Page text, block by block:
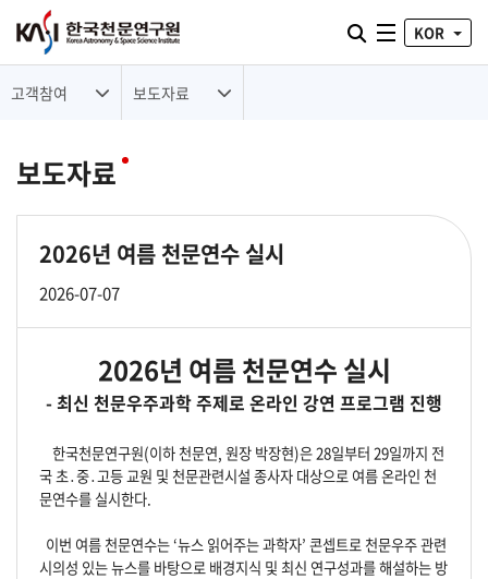
통합검색 열기
전체메뉴
KOR
고객참여 보도자료
보도자료
2026년 여름 천문연수 실시
2026-07-07
2026년 여름 천문연수 실시
- 최신 천문우주과학 주제로 온라인 강연 프로그램 진행
한국천문연구원(이하 천문연, 원장 박장현)은 28일부터 29일까지 전
국 초․중․고등 교원 및 천문관련시설 종사자 대상으로 여름 온라인 천
문연수를 실시한다.
이번 여름 천문연수는 ‘뉴스 읽어주는 과학자’ 콘셉트로 천문우주 관련
시의성 있는 뉴스를 바탕으로 배경지식 및 최신 연구성과를 해설하는 방